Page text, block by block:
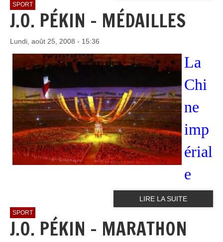
SPORT
J.O. PÉKIN - MÉDAILLES
Lundi, août 25, 2008 - 15:36
La
Chi
ne
imp
érial
e
LIRE LA SUITE
SPORT
J.O. PÉKIN - MARATHON